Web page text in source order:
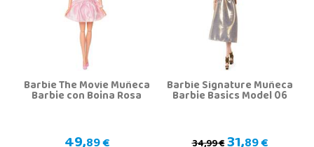
Barbie The Movie Muñeca
Barbie con Boina Rosa Barbie Signature Muñeca
Barbie Basics Model 06